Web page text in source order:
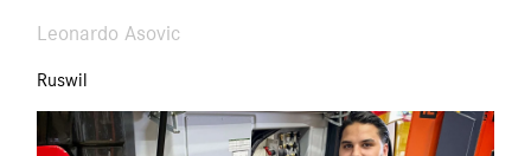
Leonardo Asovic
Ruswil